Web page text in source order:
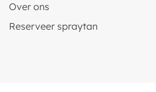
Over ons
Reserveer spraytan